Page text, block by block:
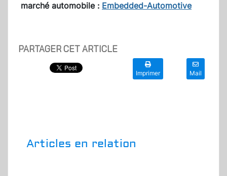
marché automobile : Embedded-Automotive
PARTAGER CET ARTICLE
Imprimer Mail
Articles en relation